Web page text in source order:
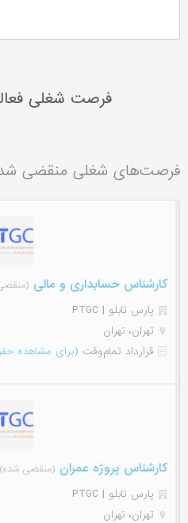
فرصت شغلی
فرصت‌های شغلی منقضی
کارشناس حسابداری و مالی
پارس تابلو | PTGC
تهران، تهران
قرارداد تمام‌وقت (برای مشاهده
کارشناس پروژه عمران (منقضی شده)
پارس تابلو | PTGC
تهران، تهران